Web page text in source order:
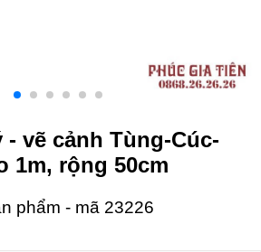
- vẽ cảnh Tùng-Cúc-
1m, rộng 50cm
phẩm - mã 23226